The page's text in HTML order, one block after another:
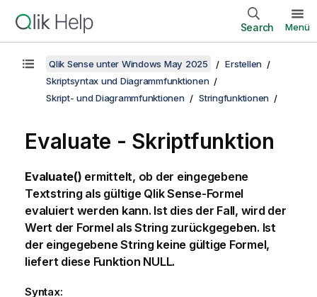
Search Menü
Qlik Sense unter Windows May 2025
Erstellen
Skriptsyntax und Diagrammfunktionen
Skript- und Diagrammfunktionen
Stringfunktionen
Evaluate - Skriptfunktion
Evaluate() ermittelt, ob der eingegebene
Textstring als gültige Qlik Sense-Formel
evaluiert werden kann. Ist dies der Fall, wird der
Wert der Formel als String zurückgegeben. Ist
der eingegebene String keine gültige Formel,
liefert diese Funktion NULL.
Syntax: